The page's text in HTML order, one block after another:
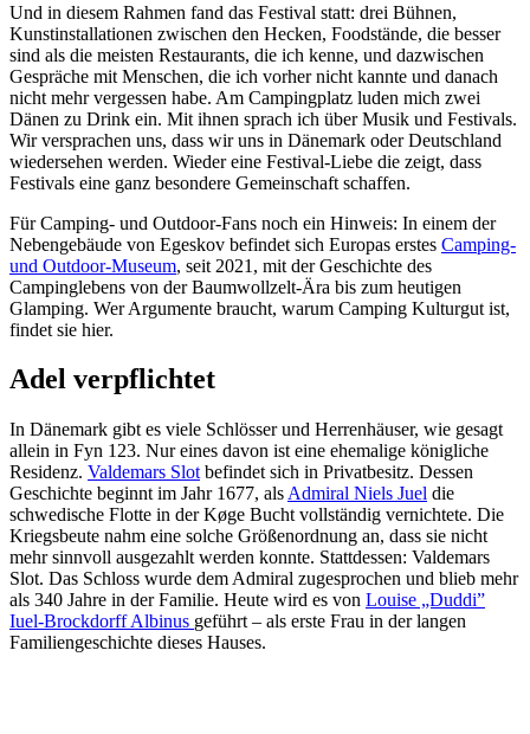
Und in diesem Rahmen fand das Festival statt: drei Bühnen,
Kunstinstallationen zwischen den Hecken, Foodstände, die besser
sind als die meisten Restaurants, die ich kenne, und dazwischen
Gespräche mit Menschen, die ich vorher nicht kannte und danach
nicht mehr vergessen habe. Am Campingplatz luden mich zwei
Dänen zu Drink ein. Mit ihnen sprach ich über Musik und Festivals.
Wir versprachen uns, dass wir uns in Dänemark oder Deutschland
wiedersehen werden. Wieder eine Festival-Liebe die zeigt, dass
Festivals eine ganz besondere Gemeinschaft schaffen.
Für Camping- und Outdoor-Fans noch ein Hinweis: In einem der
Nebengebäude von Egeskov befindet sich Europas erstes Camping-
und Outdoor-Museum, seit 2021, mit der Geschichte des
Campinglebens von der Baumwollzelt-Ära bis zum heutigen
Glamping. Wer Argumente braucht, warum Camping Kulturgut ist,
findet sie hier.
Adel verpflichtet
In Dänemark gibt es viele Schlösser und Herrenhäuser, wie gesagt
allein in Fyn 123. Nur eines davon ist eine ehemalige königliche
Residenz. Valdemars Slot befindet sich in Privatbesitz. Dessen
Geschichte beginnt im Jahr 1677, als Admiral Niels Juel die
schwedische Flotte in der Køge Bucht vollständig vernichtete. Die
Kriegsbeute nahm eine solche Größenordnung an, dass sie nicht
mehr sinnvoll ausgezahlt werden konnte. Stattdessen: Valdemars
Slot. Das Schloss wurde dem Admiral zugesprochen und blieb mehr
als 340 Jahre in der Familie. Heute wird es von Louise „Duddi”
Iuel-Brockdorff Albinus geführt – als erste Frau in der langen
Familiengeschichte dieses Hauses.